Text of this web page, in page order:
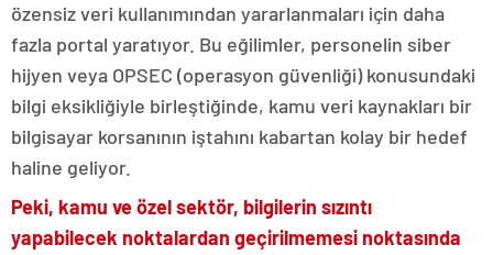
özensiz veri kullanımından yararlanmaları için daha
fazla portal yaratıyor. Bu eğilimler, personelin siber
hijyen veya OPSEC (operasyon güvenliği) konusundaki
bilgi eksikliğiyle birleştiğinde, kamu veri kaynakları bir
bilgisayar korsanının iştahını kabartan kolay bir hedef
haline geliyor.
Peki, kamu ve özel sektör, bilgilerin sızıntı
yapabilecek noktalardan geçirilmemesi noktasında